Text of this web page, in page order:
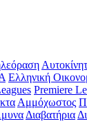
Ελληνική
Premiere
Αμμόχωστος
Διαβατήρια